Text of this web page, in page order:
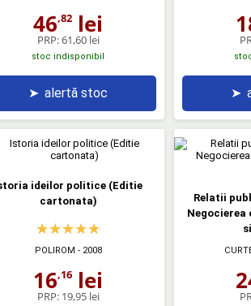
46,82 lei
PRP:61,60 lei
stoc indisponibil
➤ alertă stoc ➤
ideilor politice (Editie
cartonata)
POLIROM - 2008
16,16 lei
PRP: 19,95 lei
Relatii